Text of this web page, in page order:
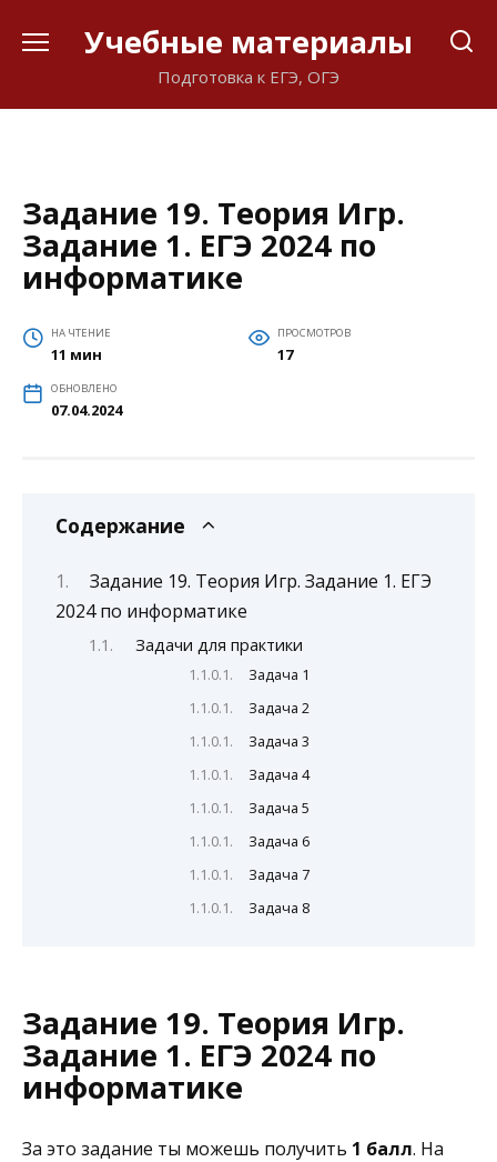
Учебные материалы
Подготовка к ЕГЭ, ОГЭ
Задание 19. Теория Игр.
Задание 1. ЕГЭ 2024 по
информатике
НА ЧТЕНИЕ
11 мин
ПРОСМОТРОВ
17
ОБНОВЛЕНО
07.04.2024
Содержание
Задание 19. Теория Игр. Задание 1. ЕГЭ
2024 по информатике
Задачи для практики
Задача 1
Задача 2
Задача 3
Задача 4
Задача 5
Задача 6
Задача 7
Задача 8
Задание 19. Теория Игр.
Задание 1. ЕГЭ 2024 по
информатике
За это задание ты можешь получить 1 балл. На